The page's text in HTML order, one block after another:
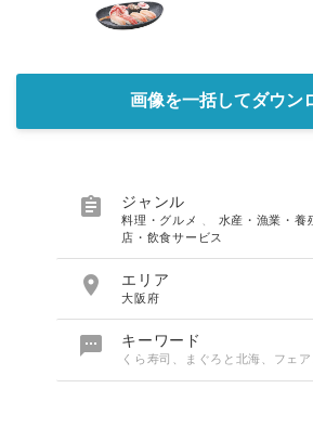
画像を一括してダウン
 ジャンル
料理・グルメ 水産・漁業・養
店・飲食サービス
 エリア
大阪府
 キーワード
くら寿司、まぐろと北海、フェ